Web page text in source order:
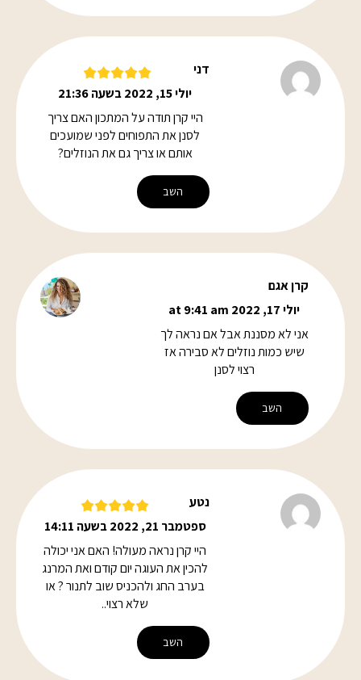
דני
יולי 15, 2022 בשעה 21:36
היי קרן תודה על המתכון האם צריך
לסנן את התפוחים לפני שמועכים
אותם או צריך גם את הנוזלים?
השב
קרן אגם
יולי 17, 2022 at 9:41 am
אני לא מסננת אבל אם נראה לך
שיש כמות נוזלים לא סבירה אז
רצוי לסנן
השב
נטע
ספטמבר 21, 2022 בשעה 14:11
היי קרן נראה מעולה! האם אני יכולה
להכין את העוגה יום קודם ואת המרנג
בערב החג ולהכניס שוב לתנור ? או
שלא רצוי..
השב